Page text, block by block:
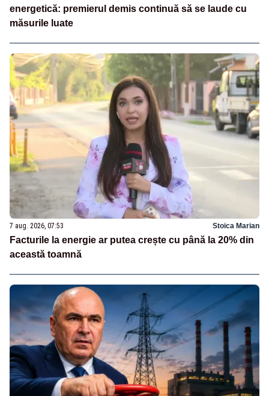
energetică: premierul demis continuă să se laude cu
măsurile luate
7 aug. 2026, 07:53 Stoica Marian
Facturile la energie ar putea crește cu până la 20% din
această toamnă